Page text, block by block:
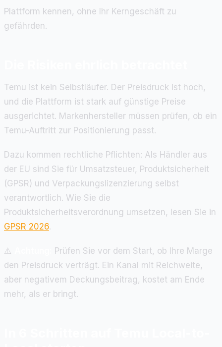
Plattform kennen, ohne Ihr Kerngeschäft zu
gefährden.
Temu ist kein Selbstläufer. Der Preisdruck ist hoch,
und die Plattform ist stark auf günstige Preise
ausgerichtet. Markenhersteller müssen prüfen, ob ein
Temu-Auftritt zur Positionierung passt.
Dazu kommen rechtliche Pflichten: Als Händler aus
der EU sind Sie für Umsatzsteuer, Produktsicherheit
(GPSR) und Verpackungslizenzierung selbst
verantwortlich. Wie Sie die
Produktsicherheitsverordnung umsetzen, lesen Sie in
GPSR 2026.
⚠️
Prüfen Sie vor dem Start, ob Ihre Marge
den Preisdruck verträgt. Ein Kanal mit Reichweite,
aber negativem Deckungsbeitrag, kostet am Ende
mehr, als er bringt.